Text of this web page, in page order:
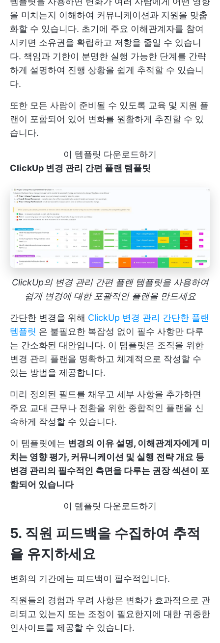
을 미치는지 이해하여 커뮤니케이션과 지원을 맞춤
화할 수 있습니다. 초기에 주요 이해관계자를 참여
시키면 소유권을 확립하고 저항을 줄일 수 있습니
다. 책임과 기한이 분명한 실행 가능한 단계를 간략
하게 설명하여 진행 상황을 쉽게 추적할 수 있습니
다.
또한 모든 사람이 준비될 수 있도록 교육 및 지원 플
랜이 포함되어 있어 변화를 원활하게 추진할 수 있
습니다.
이 템플릿 다운로드하기
ClickUp 변경 관리 간편 플랜 템플릿
ClickUp의 변경 관리 간편 플랜 템플릿을 사용하여
쉽게 변경에 대한 포괄적인 플랜을 만드세요
간단한 변경을 위해 ClickUp 변경 관리 간단한 플랜
템플릿 은 불필요한 복잡성 없이 필수 사항만 다루
는 간소화된 대안입니다. 이 템플릿은 조직을 위한
변경 관리 플랜을 명확하고 체계적으로 작성할 수
있는 방법을 제공합니다.
미리 정의된 필드를 채우고 세부 사항을 추가하면
주요 교대 근무나 전환을 위한 종합적인 플랜을 신
속하게 작성할 수 있습니다.
이 템플릿에는 변경의 이유 설명, 이해관계자에게 미
치는 영향 평가, 커뮤니케이션 및 실행 전략 개요 등
변경 관리의 필수적인 측면을 다루는 권장 섹션이 포
함되어 있습니다
이 템플릿 다운로드하기
5. 직원 피드백을 수집하여 추적
을 유지하세요
변화의 기간에는 피드백이 필수적입니다.
직원들의 경험과 우려 사항은 변화가 효과적으로 관
리되고 있는지 또는 조정이 필요한지에 대한 귀중한
인사이트를 제공할 수 있습니다.